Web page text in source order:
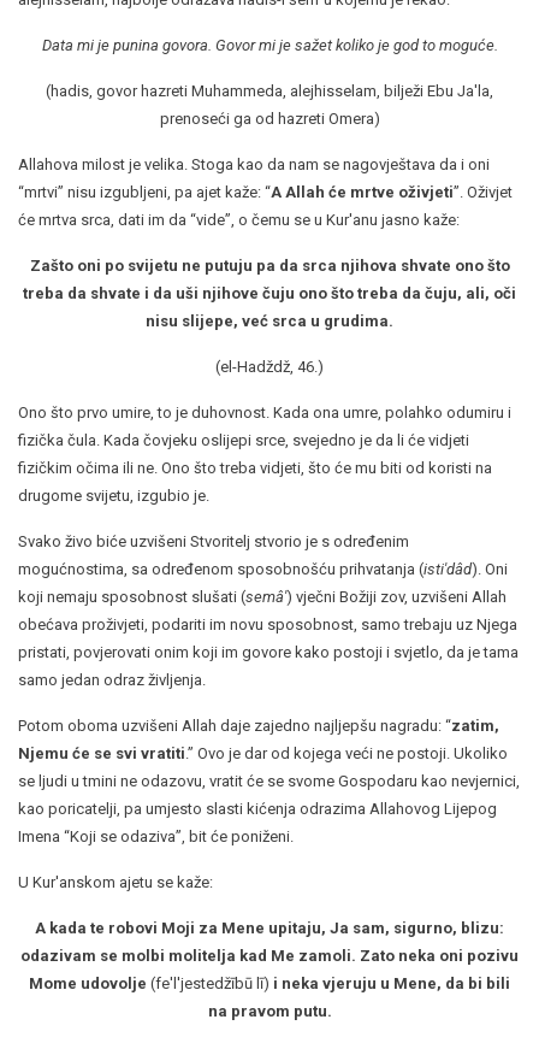
Data mi je punina govora. Govor mi je sažet koliko je god to moguće.
(hadis, govor hazreti Muhammeda, alejhisselam, bilježi Ebu Ja'la,
prenoseći ga od hazreti Omera)
Allahova milost je velika. Stoga kao da nam se nagovještava da i oni
“mrtvi” nisu izgubljeni, pa ajet kaže: “A Allah će mrtve oživjeti”. Oživjet
će mrtva srca, dati im da “vide”, o čemu se u Kur'anu jasno kaže:
Zašto oni po svijetu ne putuju pa da srca njihova shvate ono što
treba da shvate i da uši njihove čuju ono što treba da čuju, ali, oči
nisu slijepe, već srca u grudima.
(el-Hadždž, 46.)
Ono što prvo umire, to je duhovnost. Kada ona umre, polahko odumiru i
fizička čula. Kada čovjeku oslijepi srce, svejedno je da li će vidjeti
fizičkim očima ili ne. Ono što treba vidjeti, što će mu biti od koristi na
drugome svijetu, izgubio je.
Svako živo biće uzvišeni Stvoritelj stvorio je s određenim
mogućnostima, sa određenom sposobnošću prihvatanja (isti'dâd). Oni
koji nemaju sposobnost slušati (semâ') vječni Božiji zov, uzvišeni Allah
obećava proživjeti, podariti im novu sposobnost, samo trebaju uz Njega
pristati, povjerovati onim koji im govore kako postoji i svjetlo, da je tama
samo jedan odraz življenja.
Potom oboma uzvišeni Allah daje zajedno najljepšu nagradu: “zatim,
Njemu će se svi vratiti .” Ovo je dar od kojega veći ne postoji. Ukoliko
se ljudi u tmini ne odazovu, vratit će se svome Gospodaru kao nevjernici,
kao poricatelji, pa umjesto slasti kićenja odrazima Allahovog Lijepog
Imena “Koji se odaziva”, bit će poniženi.
U Kur'anskom ajetu se kaže:
A kada te robovi Moji za Mene upitaju, Ja sam, sigurno, blizu:
odazivam se molbi molitelja kad Me zamoli. Zato neka oni pozivu
Mome udovolje (fe'l'jestedžībū lī) i neka vjeruju u Mene, da bi bili
na pravom putu.